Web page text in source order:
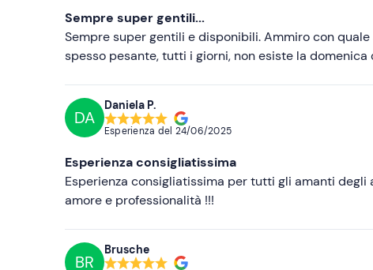
Sempre super gentili...
Sempre super gentili e disponibili. Ammiro con
spesso pesante, tutti i giorni, non esiste la
DA
Daniela P.
Esperienza del 24/06/2025
Esperienza consigliatissima
Esperienza consigliatissima per tutti gli amanti degli
amore e professionalità !!!
BR
Brusche